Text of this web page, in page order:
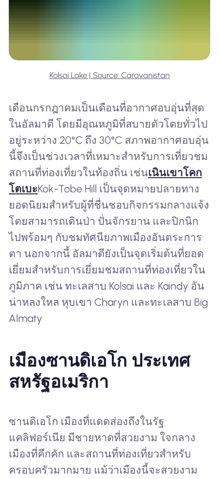
Kolsai Lake | Source: Caravanistan
เดือนกรกฎาคมเป็นเดือนที่อากาศอบอุ่นที่สุด
ในอัลมาตี โดยมีอุณหภูมิที่สบายตัวโดยทั่วไป
อยู่ระหว่าง 20°C ถึง 30°C สภาพอากาศอบอุ่น
นี้จึงเป็นช่วงเวลาที่เหมาะสำหรับการเที่ยวชม
สถานที่ท่องเที่ยวในท้องถิ่น เช่นเนินเขาโคก
โตเบะKok-Tobe Hill เป็นจุดหมายปลายทาง
ยอดนิยมสำหรับผู้ที่ชื่นชอบกิจกรรมกลางแจ้ง
โดยสามารถเดินป่า ปั่นจักรยาน และปิกนิก
ไปพร้อมๆ กับชมทัศนียภาพเมืองอันตระการ
ตา นอกจากนี้ อัลมาตียังเป็นจุดเริ่มต้นที่ยอด
เยี่ยมสำหรับการเยี่ยมชมสถานที่ท่องเที่ยวใน
ภูมิภาค เช่น ทะเลสาบ Kolsai และ Kaindy อัน
น่าหลงใหล หุบเขา Charyn และทะเลสาบ Big
Almaty
เมืองซานดิเอโก ประเทศ
สหรัฐอเมริกา
ซานดิเอโก เมืองที่แดดส่องถึงในรัฐ
แคลิฟอร์เนีย มีชายหาดที่สวยงาม ใจกลาง
เมืองที่คึกคัก และสถานที่ท่องเที่ยวสำหรับ
ครอบครัวมากมาย แม้ว่าเมืองนี้จะสวยงาม